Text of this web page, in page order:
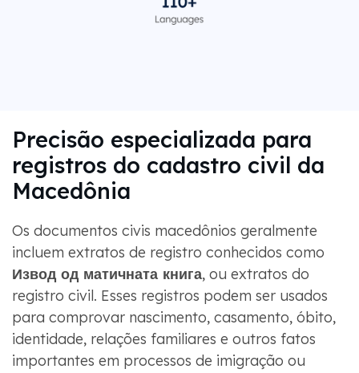
Precisão especializada para
registros do cadastro civil da
Macedônia
Os documentos civis macedônios geralmente
incluem extratos de registro conhecidos como
Извод од матичната книга, ou extratos do
registro civil. Esses registros podem ser usados ​​
para comprovar nascimento, casamento, óbito,
identidade, relações familiares e outros fatos
importantes em processos de imigração ou